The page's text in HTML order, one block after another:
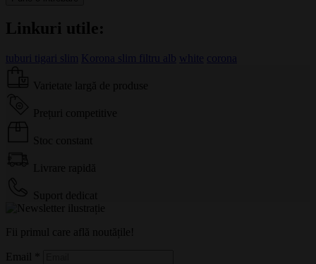
Linkuri utile:
tuburi tigari slim Korona slim filtru alb white corona
Varietate largă de produse
Prețuri competitive
Stoc constant
Livrare rapidă
Suport dedicat
Fii primul care află noutățile!
Email